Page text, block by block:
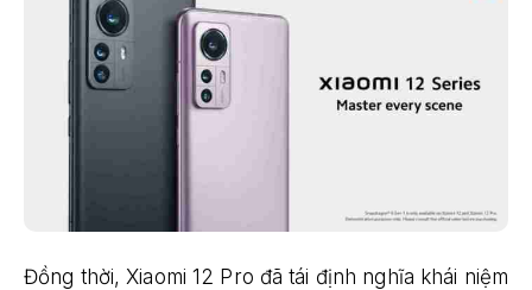
Đồng thời, Xiaomi 12 Pro đã tái định nghĩa khái niệm